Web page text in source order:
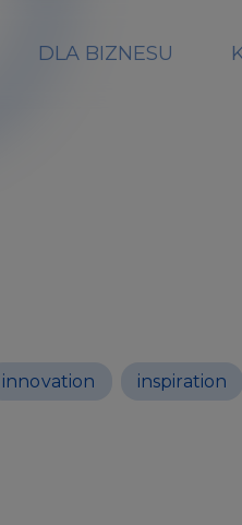
DLA BIZNESU
innovation inspiration